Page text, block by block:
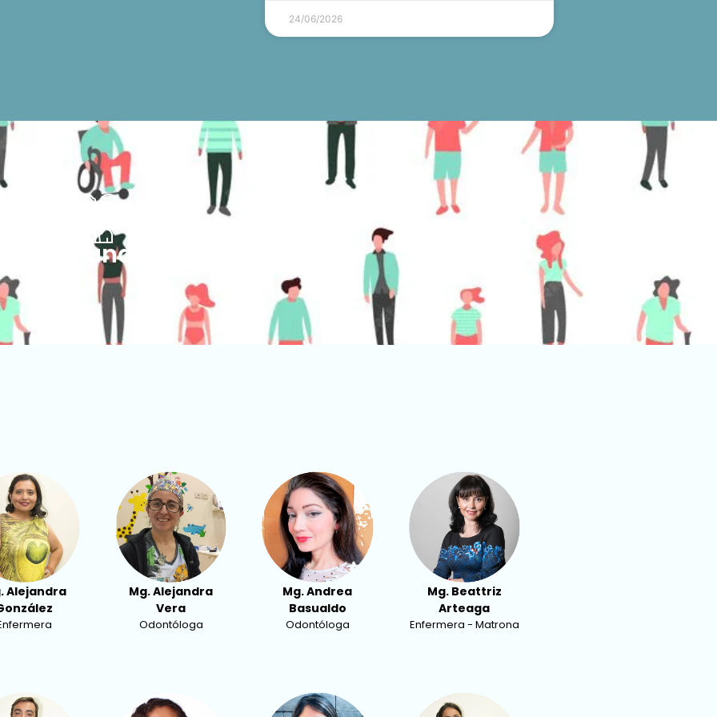
24/06/2026
Fundadores
Alejandra
Mg. Alejandra
Vera
Odontóloga
Mg. Andrea
Basualdo
Odontóloga
Mg. Beattriz
Arteaga
Enfermera - Matrona